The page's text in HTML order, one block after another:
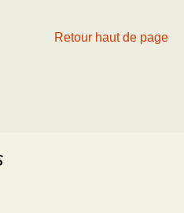
Retour haut de page